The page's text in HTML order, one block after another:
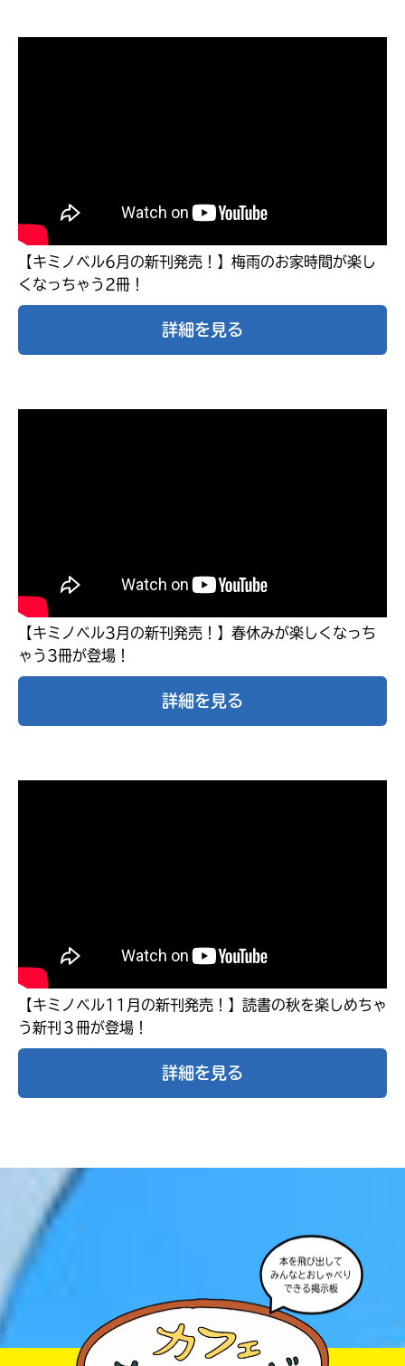
いろんな動画が
【キミノベル6月の新刊発売！】梅雨のお家時間が楽し
くなっちゃう2冊！
詳細を見る
【キミノベル3月の新刊発売！】春休みが楽しくなっち
ゃう3冊が登場！
詳細を見る
【キミノベル11月の新刊発売！】読書の秋を楽しめちゃ
う新刊３冊が登場！
詳細を見る
本を飛び出して
みんなとおしゃべり
できる掲示板